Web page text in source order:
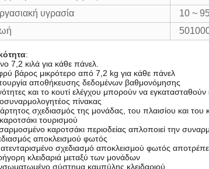
υγρασία
10 ~
:
7,2 κιλά για κάθε πάνελ.
βάρος μικρότερο από 7,2 kg για κάθε πάνελ
αποθήκευσης δεδομένων βαθμονόμησης
και το κουτί ελέγχου μπορούν να
πίνακας
σχεδιασμός της μονάδας, του πλαισίου και του
τουρισμού
καροτσάκι περιοδείας απλοποιεί την
αποκλεισμού φωτός
σχεδιασμό αποκλεισμού φωτός
κλειδαριά μεταξύ των μονάδων
σύστημα καμπύλης κλειδαριού